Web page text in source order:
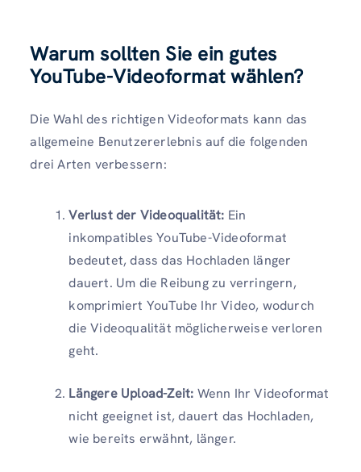
Warum sollten Sie ein gutes
YouTube-Videoformat wählen?
Die Wahl des richtigen Videoformats kann das
allgemeine Benutzererlebnis auf die folgenden
drei Arten verbessern:
Verlust der Videoqualität: Ein
inkompatibles YouTube-Videoformat
bedeutet, dass das Hochladen länger
dauert. Um die Reibung zu verringern,
komprimiert YouTube Ihr Video, wodurch
die Videoqualität möglicherweise verloren
geht.
Längere Upload-Zeit: Wenn Ihr Videoformat
nicht geeignet ist, dauert das Hochladen,
wie bereits erwähnt, länger.